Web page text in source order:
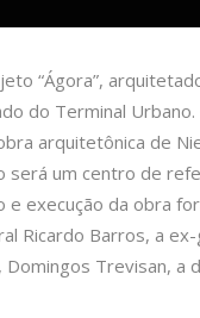
“Ágora”,
do Terminal
arquitetônica de
será um centro de
execução da obra
Ricardo Barros, a
Trevisan,